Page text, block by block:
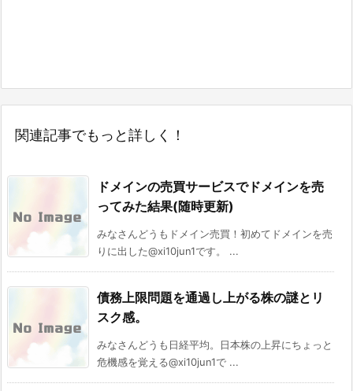
関連記事でもっと詳しく！
ドメインの売買サービスでドメインを売
ってみた結果(随時更新)
みなさんどうもドメイン売買！初めてドメインを売
りに出した@xi10jun1です。 ...
債務上限問題を通過し上がる株の謎とリ
スク感。
みなさんどうも日経平均。日本株の上昇にちょっと
危機感を覚える@xi10jun1で ...